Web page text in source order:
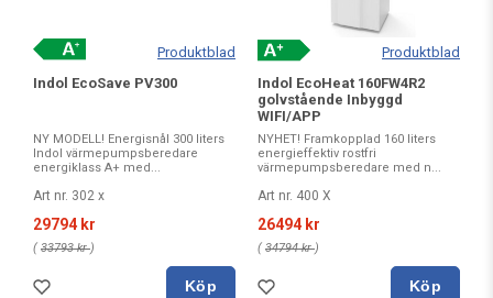
Produktblad
Indol EcoSave PV300
NY MODELL! Energisnål 300 liters
Indol värmepumpsberedare
energiklass A+ med...
Art nr. 302 x
29794 kr
( 33793 kr)
Köp
Produktblad
Indol EcoHeat 160FW4R2
golvstående Inbyggd
WIFI/APP
NYHET! Framkopplad 160 liters
energieffektiv rostfri
värmepumpsberedare med n...
Art nr. 400 X
26494 kr
( 34794 kr)
Köp